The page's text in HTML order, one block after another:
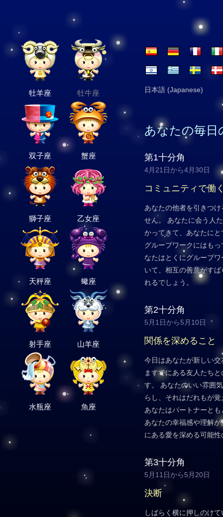
牡羊座 牡牛座
双子座 蟹座
獅子座 乙女座
天秤座 蠍座
射手座 山羊座
水瓶座 魚座
日本語 (Japanese)
あなたの毎日
第1十分角
4月21日から4月30日
コミュニティで働
あなたの他者を引きつ
せん。 あなたに会う人
かってきて、あなたに
グループワークにはも
なたはとくにグループ
いて、相互の善意がす
れるでしょう。
第2十分角
5月1日から5月10日
関係を深めること
今日はあなたが新しい
ますでにある友人たち
す。 あなたのいい雰囲
らし、それはだれもが
あなたはパートナーと
あなたの幸福感や理解
にある愛を深める可能
第3十分角
5月11日から5月20日
決断
しばらく横に押しのけ